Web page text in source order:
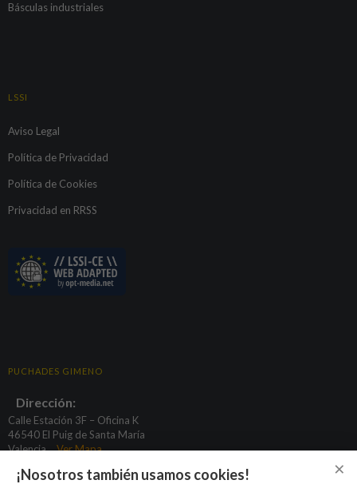
Básculas industriales
LSSI
Aviso Legal
Política de Privacidad
Política de Cookies
Privacidad en RRSS
PUCHADES GIMENO
Dirección:
Calle Estación 3F – Oficina K
46540 El Puig de Santa María
Valencia
Ver Mapa
×
¡Nosotros también usamos cookies!